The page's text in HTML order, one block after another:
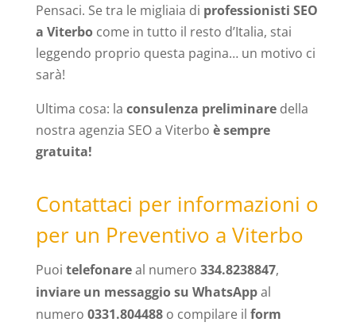
Pensaci. Se tra le migliaia di professionisti SEO
a Viterbocome in tutto il resto d’Italia, stai
leggendo proprio questa pagina… un motivo ci
sarà!
Ultima cosa: la consulenza preliminaredella
nostra agenzia SEO a Viterbo è sempre
gratuita!
Contattaci per informazioni o
per un Preventivo a Viterbo
Puoi telefonareal numero 334.8238847,
inviare un messaggio su WhatsAppal
numero 0331.804488o compilare il form